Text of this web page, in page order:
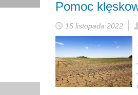
Pomoc
15 listopada 2022